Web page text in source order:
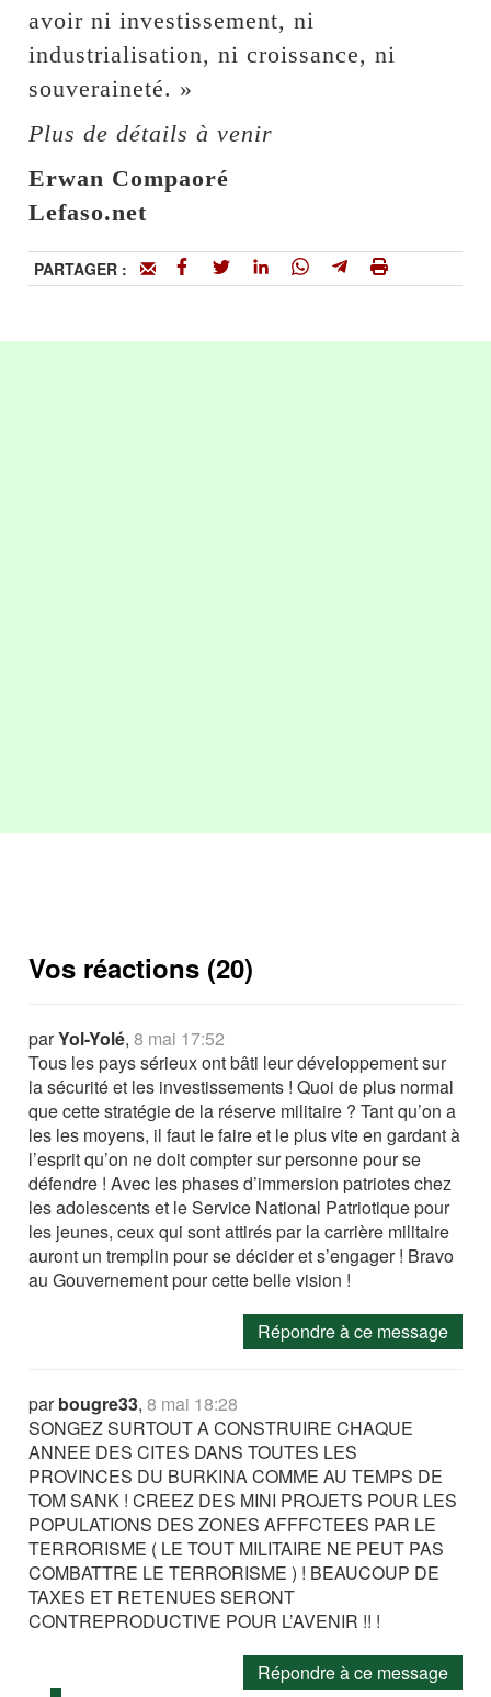
avoir ni investissement, ni
industrialisation, ni croissance, ni
souveraineté. »
Plus de détails à venir
Erwan Compaoré
Lefaso.net
PARTAGER :
Vos réactions (20)
parYol-Yolé,8 mai 17:52
Tous les pays sérieux ont bâti leur développement sur
la sécurité et les investissements ! Quoi de plus normal
que cette stratégie de la réserve militaire ? Tant qu’on a
les les moyens, il faut le faire et le plus vite en gardant à
l’esprit qu’on ne doit compter sur personne pour se
défendre ! Avec les phases d’immersion patriotes chez
les adolescents et le Service National Patriotique pour
les jeunes, ceux qui sont attirés par la carrière militaire
auront un tremplin pour se décider et s’engager ! Bravo
au Gouvernement pour cette belle vision !
Répondre à ce message
parbougre33,8 mai 18:28
SONGEZ SURTOUT A CONSTRUIRE CHAQUE
ANNEE DES CITES DANS TOUTES LES
PROVINCES DU BURKINA COMME AU TEMPS DE
TOM SANK ! CREEZ DES MINI PROJETS POUR LES
POPULATIONS DES ZONES AFFFCTEES PAR LE
TERRORISME ( LE TOUT MILITAIRE NE PEUT PAS
COMBATTRE LE TERRORISME ) ! BEAUCOUP DE
TAXES ET RETENUES SERONT
CONTREPRODUCTIVE POUR L’AVENIR !! !
Répondre à ce message